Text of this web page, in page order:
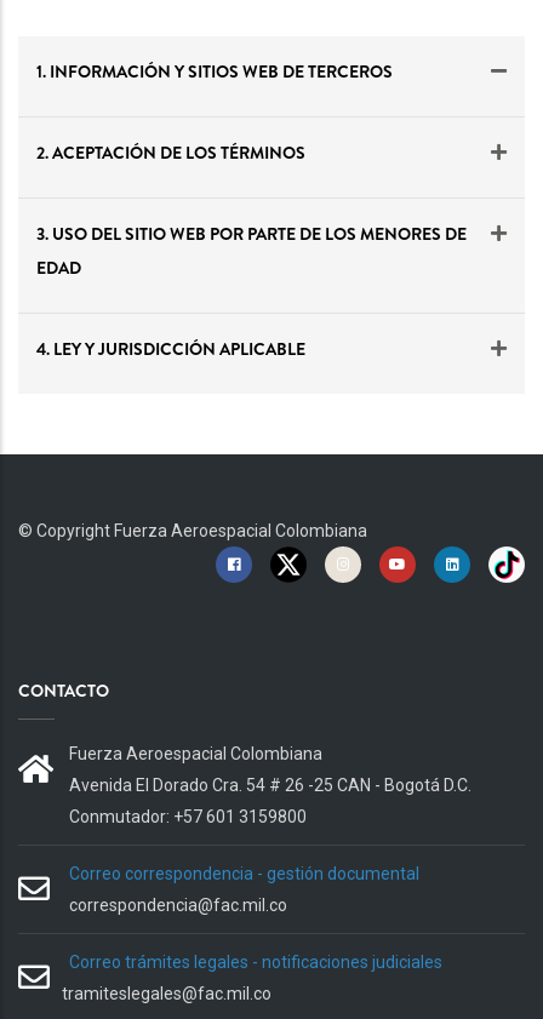
1. INFORMACIÓN Y SITIOS WEB DE TERCEROS
2. ACEPTACIÓN DE LOS TÉRMINOS
3. USO DEL SITIO WEB POR PARTE DE LOS MENORES DE
EDAD
4. LEY Y JURISDICCIÓN APLICABLE
© Copyright Fuerza Aeroespacial Colombiana
CONTACTO
Fuerza Aeroespacial Colombiana
Avenida El Dorado Cra. 54 # 26 -25 CAN - Bogotá D.C.
Conmutador: +57 601 3159800
Correo correspondencia - gestión documental
correspondencia@fac.mil.co
Correo trámites legales - notificaciones judiciales
tramiteslegales@fac.mil.co